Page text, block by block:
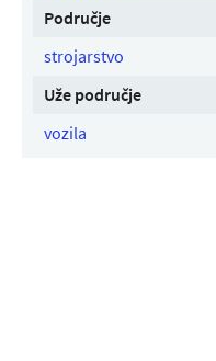
Područje
strojarstvo
Uže područje
vozila